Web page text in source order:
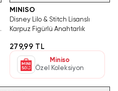
MINISO
Disney Lilo & Stitch Lisanslı
Karpuz Figürlü Anahtarlık
279,99 TL
Miniso
Özel Koleksiyon